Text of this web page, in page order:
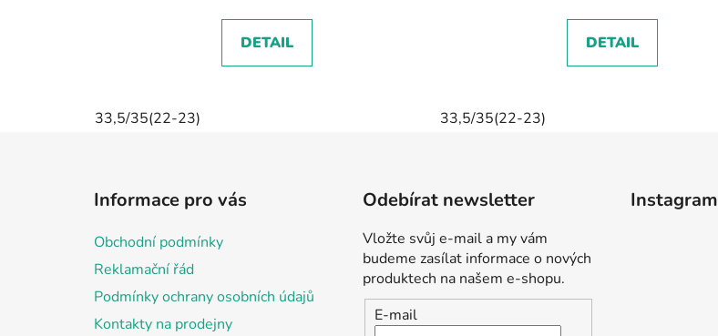
DETAIL
33,5/35(22-23)
DETAIL
33,5/35(22-23)
Informace pro vás
Obchodní podmínky
Reklamační řád
Podmínky ochrany osobních údajů
Kontakty na prodejny
Odebírat newsletter
Vložte svůj e-mail a my vám
budeme zasílat informace o nových
produktech na našem e-shopu.
E-mail
Instagram